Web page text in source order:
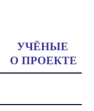
УЧЁНЫЕ
О ПРОЕКТЕ